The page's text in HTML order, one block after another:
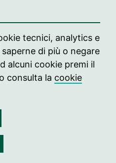
su Facebook
Seguici su
Seguici su
Press
passate
tecnici, analytics e
di più o negare
alcuni cookie premi il
consulta la cookie